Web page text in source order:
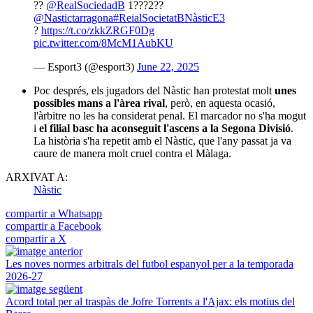
?? @RealSociedadB 1???2??
@Nastictarragona#ReialSocietatBNàsticE3
? https://t.co/zkkZRGF0Dg
pic.twitter.com/8McM1AubKU
— Esport3 (@esport3) June 22, 2025
Poc després, els jugadors del Nàstic han protestat molt unes
possibles mans a l'àrea rival, però, en aquesta ocasió,
l'àrbitre no les ha considerat penal. El marcador no s'ha mogut
i el filial basc ha aconseguit l'ascens a la Segona Divisió.
La història s'ha repetit amb el Nàstic, que l'any passat ja va
caure de manera molt cruel contra el Màlaga.
ARXIVAT A:
Nàstic
compartir a Whatsapp
compartir a Facebook
compartir a X
Les noves normes arbitrals del futbol espanyol per a la temporada
2026-27
Acord total per al traspàs de Jofre Torrents a l'Ajax: els motius del